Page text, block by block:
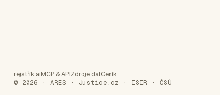
rejstřík.aiMCP & APIZdroje datCeník
© 2026 · ARES · Justice.cz · ISIR · ČSÚ